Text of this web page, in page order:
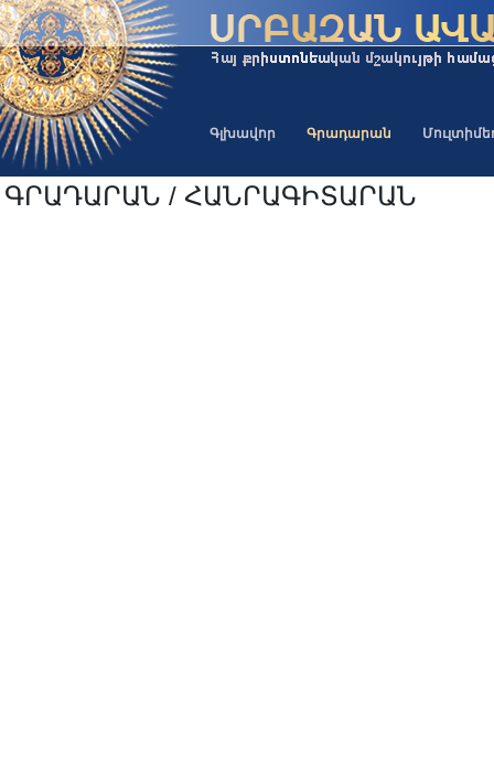
Գլխավոր Գրադարան
ԳՐԱԴԱՐԱՆ / ՀԱՆՐԱԳԻՏԱՐԱՆ